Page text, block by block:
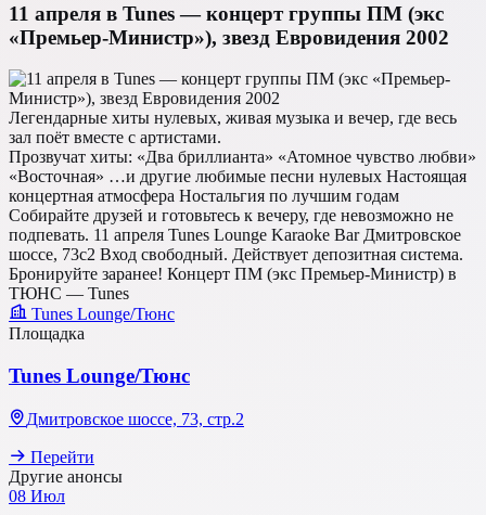
11 апреля в Tunes — концерт группы ПМ (экс
«Премьер-Министр»), звезд Евровидения 2002
Легендарные хиты нулевых, живая музыка и вечер, где весь
зал поёт вместе с артистами.
Прозвучат хиты: «Два бриллианта» «Атомное чувство любви»
«Восточная» …и другие любимые песни нулевых Настоящая
концертная атмосфера Ностальгия по лучшим годам
Собирайте друзей и готовьтесь к вечеру, где невозможно не
подпевать. 11 апреля Tunes Lounge Karaoke Bar Дмитровское
шоссе, 73с2 Вход свободный. Действует депозитная система.
Бронируйте заранее! Концерт ПМ (экс Премьер-Министр) в
ТЮНС — Tunes
Tunes Lounge/Тюнс
Площадка
Tunes Lounge/Тюнс
Дмитровское шоссе, 73, стр.2
Перейти
Другие анонсы
08 Июл